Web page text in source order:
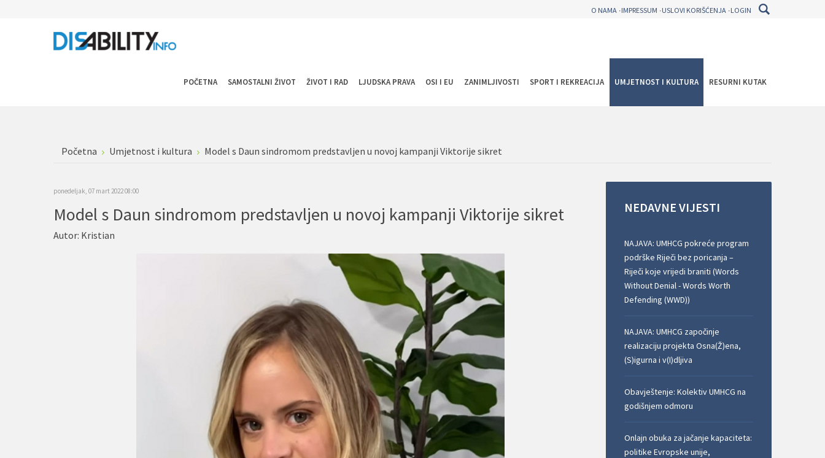
O NAMA IMPRESSUM USLOVI KORIŠĆENJA LOGIN
POČETNA SAMOSTALNI ŽIVOT ŽIVOT I RAD LJUDSKA PRAVA OSI I EU ZANIMLJIVOSTI SPORT I REKREACIJA UMJETNOST I KULTURA RESURNI KUTAK
Početna Umjetnost i kultura Model s Daun sindromom predstavljen u novoj kampanji Viktorije sikret
ponedeljak, 07 mart 2022 08:00
Model s Daun sindromom predstavljen u novoj kampanji Viktorije sikret
Autor: Kristian
NEDAVNE VIJESTI
NAJAVA: UMHCG pokreće program
podrške Riječi bez poricanja –
Riječi koje vrijedi braniti (Words
Without Denial - Words Worth
Defending (WWD))
NAJAVA: UMHCG započinje
realizaciju projekta Osna(Ž)ena,
(S)igurna i v(I)dljiva
Obavještenje: Kolektiv UMHCG na
godišnjem odmoru
Onlajn obuka za jačanje kapaciteta:
politike Evropske unije,